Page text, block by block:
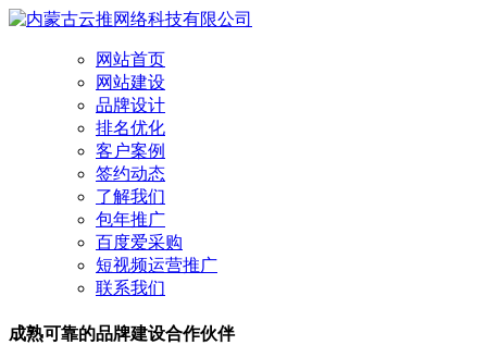
网站首页
网站建设
品牌设计
排名优化
客户案例
签约动态
了解我们
包年推广
百度爱采购
短视频运营推广
联系我们
成熟可靠的品牌建设合作伙伴